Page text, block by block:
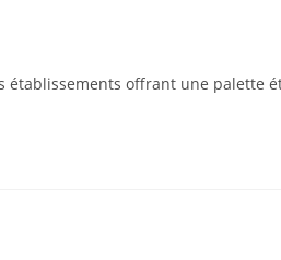
établissements offrant une